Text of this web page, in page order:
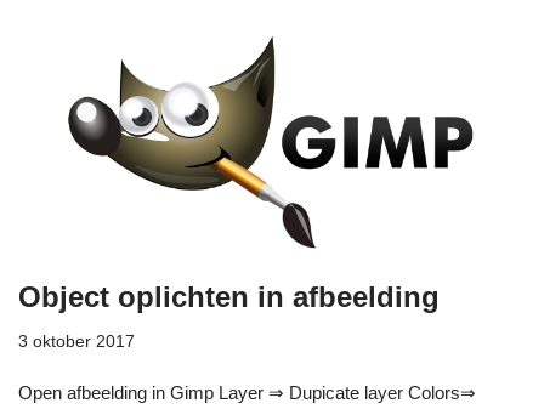
Object oplichten in afbeelding
3 oktober 2017
Open afbeelding in Gimp Layer ⇒ Dupicate layer Colors⇒